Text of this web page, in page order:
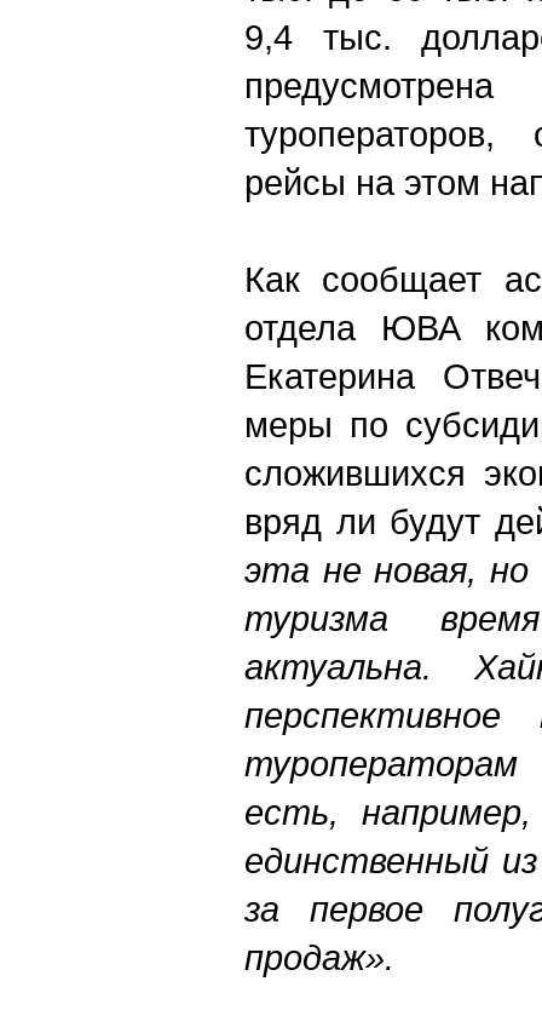
9,4 тыс.
рейсы на этом
Как сообщает
отдела ЮВА
Екатерина
меры по
сложившихся
вряд ли будут
эта не новая,
туризма
актуальна.
перспективное
есть,
единственный
за первое
продаж».